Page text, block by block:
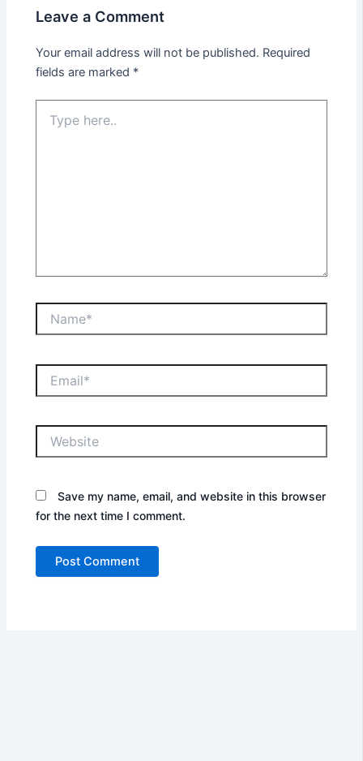
Leave a Comment
Your email address will not be published. Required
fields are marked *
here..
Save my name, email, and website in this browser
for the next time I comment.